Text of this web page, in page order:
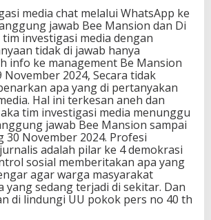
media chat melalui WhatsApp ke
jawab Bee Mansion dan Di
investigasi media dengan
tidak di jawab hanya
info ke management Be Mansion
November 2024, Secara tidak
apa yang di pertanyakan
Hal ini terkesan aneh dan
tim investigasi media menunggu
jawab Bee Mansion sampai
30 November 2024. Profesi
adalah pilar ke 4 demokrasi
sosial memberitakan apa yang
agar warga masyarakat
yang sedang terjadi di sekitar. Dan
di lindungi UU pokok pers no 40 th